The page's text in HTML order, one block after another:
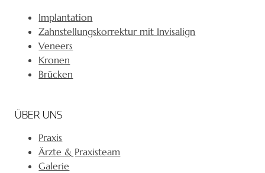
Implantation
Zahnstellungskorrektur mit Invisalign
Veneers
Kronen
Brücken
ÜBER UNS
Praxis
Ärzte & Praxisteam
Galerie